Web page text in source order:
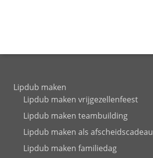
Lipdub maken
Lipdub maken vrijgezellenfeest
Lipdub maken teambuilding
Lipdub maken als afscheidscadeau
Lipdub maken familiedag